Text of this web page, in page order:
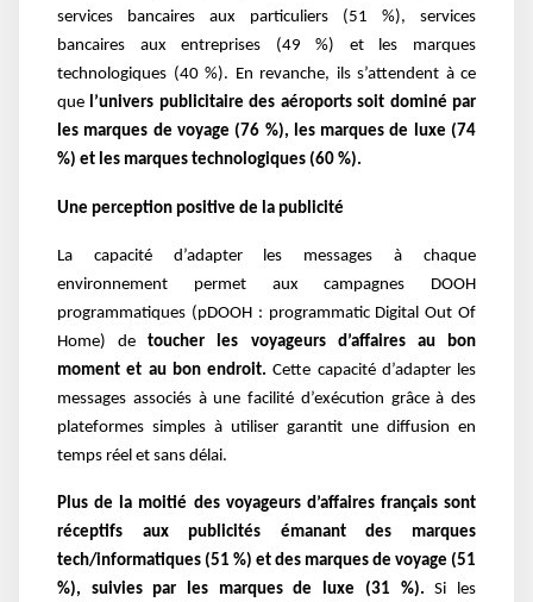
services bancaires aux particuliers (51 %), services
bancaires aux entreprises (49 %) et les marques
technologiques (40 %). En revanche, ils s’attendent à ce
que l’univers publicitaire des aéroports soit dominé par
les marques de voyage (76 %), les marques de luxe (74
%) et les marques technologiques (60 %).
Une perception positive de la publicité
La capacité d’adapter les messages à chaque
environnement permet aux campagnes DOOH
programmatiques (pDOOH : programmatic Digital Out Of
Home) detoucher les voyageurs d’affaires au bon
moment et au bon endroit. Cette capacité d’adapter les
messages associés à une facilité d’exécution grâce à des
plateformes simples à utiliser garantit une diffusion en
temps réel et sans délai.
Plus de la moitié des voyageurs d’affaires français sont
réceptifs aux publicités émanant des marques
tech/informatiques (51 %) et des marques de voyage (51
%), suivies par les marques de luxe (31 %). Si les